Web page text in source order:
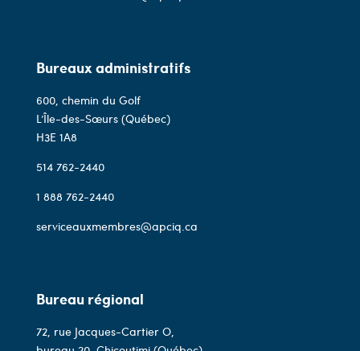
Bureaux administratifs
600, chemin du Golf
L’Île-des-Sœurs (Québec)
H3E 1A8
514 762-2440
1 888 762-2440
serviceauxmembres@apciq.ca
Bureau régional
72, rue Jacques-Cartier O,